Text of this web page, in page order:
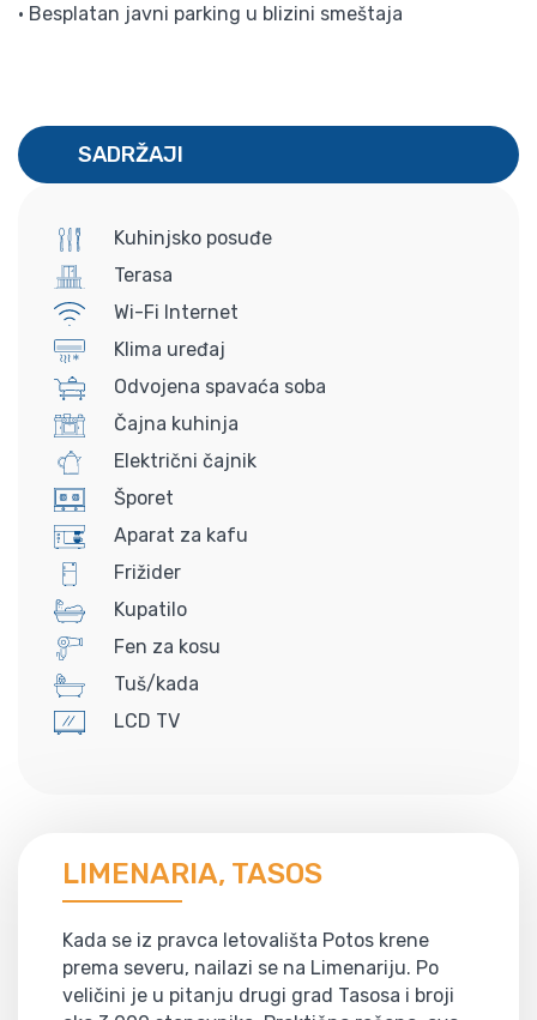
• Besplatan javni parking u blizini smeštaja
SADRŽAJI
Kuhinjsko posuđe
Terasa
Wi-Fi Internet
Klima uređaj
Odvojena spavaća soba
Čajna kuhinja
Električni čajnik
Šporet
Aparat za kafu
Frižider
Kupatilo
Fen za kosu
Tuš/kada
LCD TV
LIMENARIA, TASOS
Kada se iz pravca letovališta Potos krene
prema severu, nailazi se na Limenariju. Po
veličini je u pitanju drugi grad Tasosa i broji